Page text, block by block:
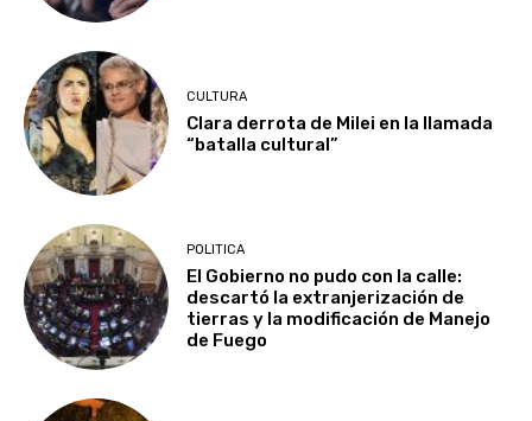
CULTURA
Clara derrota de Milei en la llamada
“batalla cultural”
POLITICA
El Gobierno no pudo con la calle:
descartó la extranjerización de
tierras y la modificación de Manejo
de Fuego